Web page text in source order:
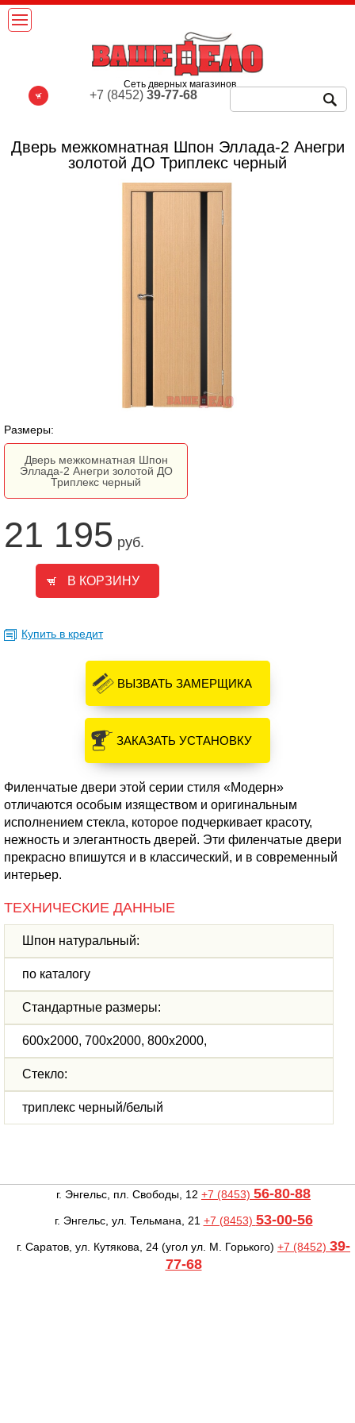
Дверь межкомнатная Шпон Эллада-2 Анегри
золотой ДО Триплекс черный
Размеры:
Дверь межкомнатная Шпон
Эллада-2 Анегри золотой ДО
Триплекс черный
21 195 руб.
Купить в кредит
ВЫЗВАТЬ ЗАМЕРЩИКА
ЗАКАЗАТЬ УСТАНОВКУ
Филенчатые двери этой серии стиля «Модерн»
отличаются особым изяществом и оригинальным
исполнением стекла, которое подчеркивает красоту,
нежность и элегантность дверей. Эти филенчатые двери
прекрасно впишутся и в классический, и в современный
интерьер.
ТЕХНИЧЕСКИЕ ДАННЫЕ
Шпон натуральный:
по каталогу
Стандартные размеры:
600х2000, 700х2000, 800х2000,
Стекло:
триплекс черный/белый
Сеть дверных магазинов
+7 (8452)39-77-68
г. Энгельс, пл. Свободы, 12 +7 (8453) 56-80-88
г. Энгельс, ул. Тельмана, 21 +7 (8453) 53-00-56
г. Саратов, ул. Кутякова, 24 (угол ул. М. Горького) +7 (8452) 39-
77-68